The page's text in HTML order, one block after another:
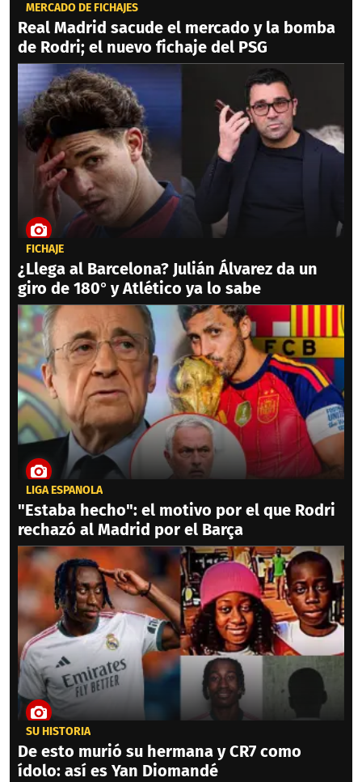
MERCADO DE FICHAJES
Real Madrid sacude el mercado y la bomba
de Rodri; el nuevo fichaje del PSG
FICHAJE
¿Llega al Barcelona? Julián Álvarez da un
giro de 180° y Atlético ya lo sabe
LIGA ESPAÑOLA
"Estaba hecho": el motivo por el que Rodri
rechazó al Madrid por el Barça
SU HISTORIA
De esto murió su hermana y CR7 como
ídolo: así es Yan Diomandé